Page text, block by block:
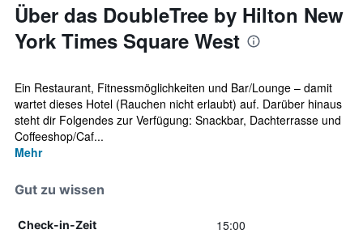
Über das DoubleTree by Hilton New
York Times Square West
Ein Restaurant, Fitnessmöglichkeiten und Bar/Lounge – damit
wartet dieses Hotel (Rauchen nicht erlaubt) auf. Darüber hinaus
steht dir Folgendes zur Verfügung: Snackbar, Dachterrasse und
Coffeeshop/Caf...
Mehr
Gut zu wissen
Check-in-Zeit 15:00